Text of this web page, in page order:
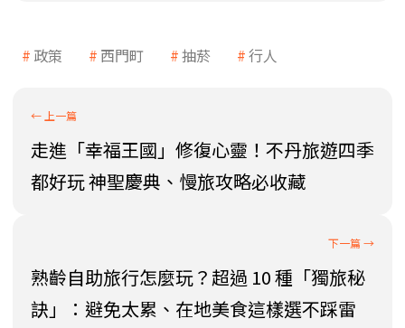
政策 西門町 抽菸 行人
走進「幸福王國」修復心靈！不丹旅遊四季
都好玩 神聖慶典、慢旅攻略必收藏
熟齡自助旅行怎麼玩？超過 10 種「獨旅秘
訣」：避免太累、在地美食這樣選不踩雷